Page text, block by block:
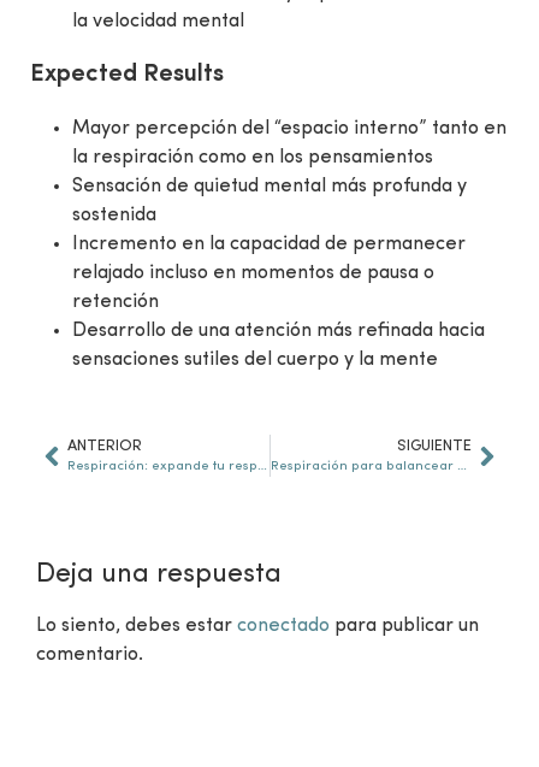
la velocidad mental
Expected Results
Mayor percepción del “espacio interno” tanto en
la respiración como en los pensamientos
Sensación de quietud mental más profunda y
sostenida
Incremento en la capacidad de permanecer
relajado incluso en momentos de pausa o
retención
Desarrollo de una atención más refinada hacia
sensaciones sutiles del cuerpo y la mente
ANTERIOR
Respiración: expande tu respiración
SIGUIENTE
Respiración para balancear y aclarar la mente
Deja una respuesta
Lo siento, debes estar conectado para publicar un
comentario.